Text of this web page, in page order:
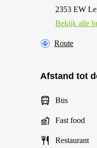
2353 EW
Bekijk alle
Route
Afstand tot
Bus
Fast food
Restaurant